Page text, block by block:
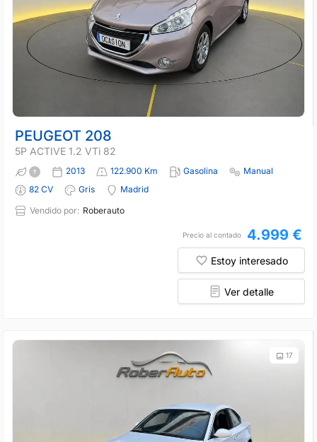
PEUGEOT 208
5P ACTIVE 1.2 VTi 82
2013 122.900 Km Gasolina
Manual
82 CV
Gris
Madrid
Vendido por: Roberauto
Precio al contado 4.999 €
Estoy interesado
Ver detalle
17